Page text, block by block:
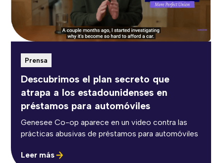
Prensa
Descubrimos el plan secreto que
atrapa a los estadounidenses en
préstamos para automóviles
Genesee Co-op aparece en un video contra las
prácticas abusivas de préstamos para automóviles
Leer más